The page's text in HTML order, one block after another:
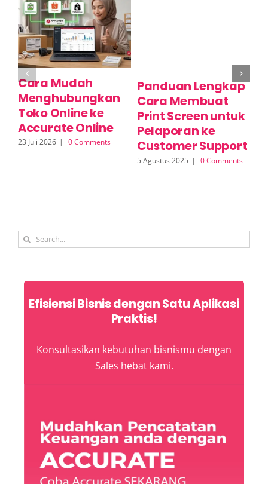
Cara Mudah
Menghubungkan
Toko Online ke
Accurate Online
23 Juli 2026 | 0 Comments
Panduan Lengkap
Cara Membuat
Print Screen untuk
Pelaporan ke
Customer Support
5 Agustus 2025 | 0 Comments
Search
Efisiensi Bisnis dengan Satu Aplikasi
Praktis!
Konsultasikan kebutuhan bisnismu dengan
Sales hebat kami.